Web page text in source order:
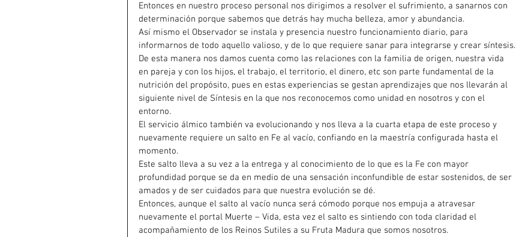
Entonces en nuestro proceso personal nos dirigimos a resolver el sufrimiento, a sanarnos con
determinación porque sabemos que detrás hay mucha belleza, amor y abundancia.
Así mismo el Observador se instala y presencia nuestro funcionamiento diario, para
informarnos de todo aquello valioso, y de lo que requiere sanar para integrarse y crear síntesis.
De esta manera nos damos cuenta como las relaciones con la familia de origen, nuestra vida
en pareja y con los hijos, el trabajo, el territorio, el dinero, etc son parte fundamental de la
nutrición del propósito, pues en estas experiencias se gestan aprendizajes que nos llevarán al
siguiente nivel de Síntesis en la que nos reconocemos como unidad en nosotros y con el
entorno.
El servicio álmico también va evolucionando y nos lleva a la cuarta etapa de este proceso y
nuevamente requiere un salto en Fe al vacío, confiando en la maestría configurada hasta el
momento.
Este salto lleva a su vez a la entrega y al conocimiento de lo que es la Fe con mayor
profundidad porque se da en medio de una sensación inconfundible de estar sostenidos, de ser
amados y de ser cuidados para que nuestra evolución se dé.
Entonces, aunque el salto al vacío nunca será cómodo porque nos empuja a atravesar
nuevamente el portal Muerte – Vida, esta vez el salto es sintiendo con toda claridad el
acompañamiento de los Reinos Sutiles a su Fruta Madura que somos nosotros.